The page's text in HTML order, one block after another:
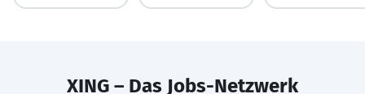
XING – Das Jobs-Netzwerk